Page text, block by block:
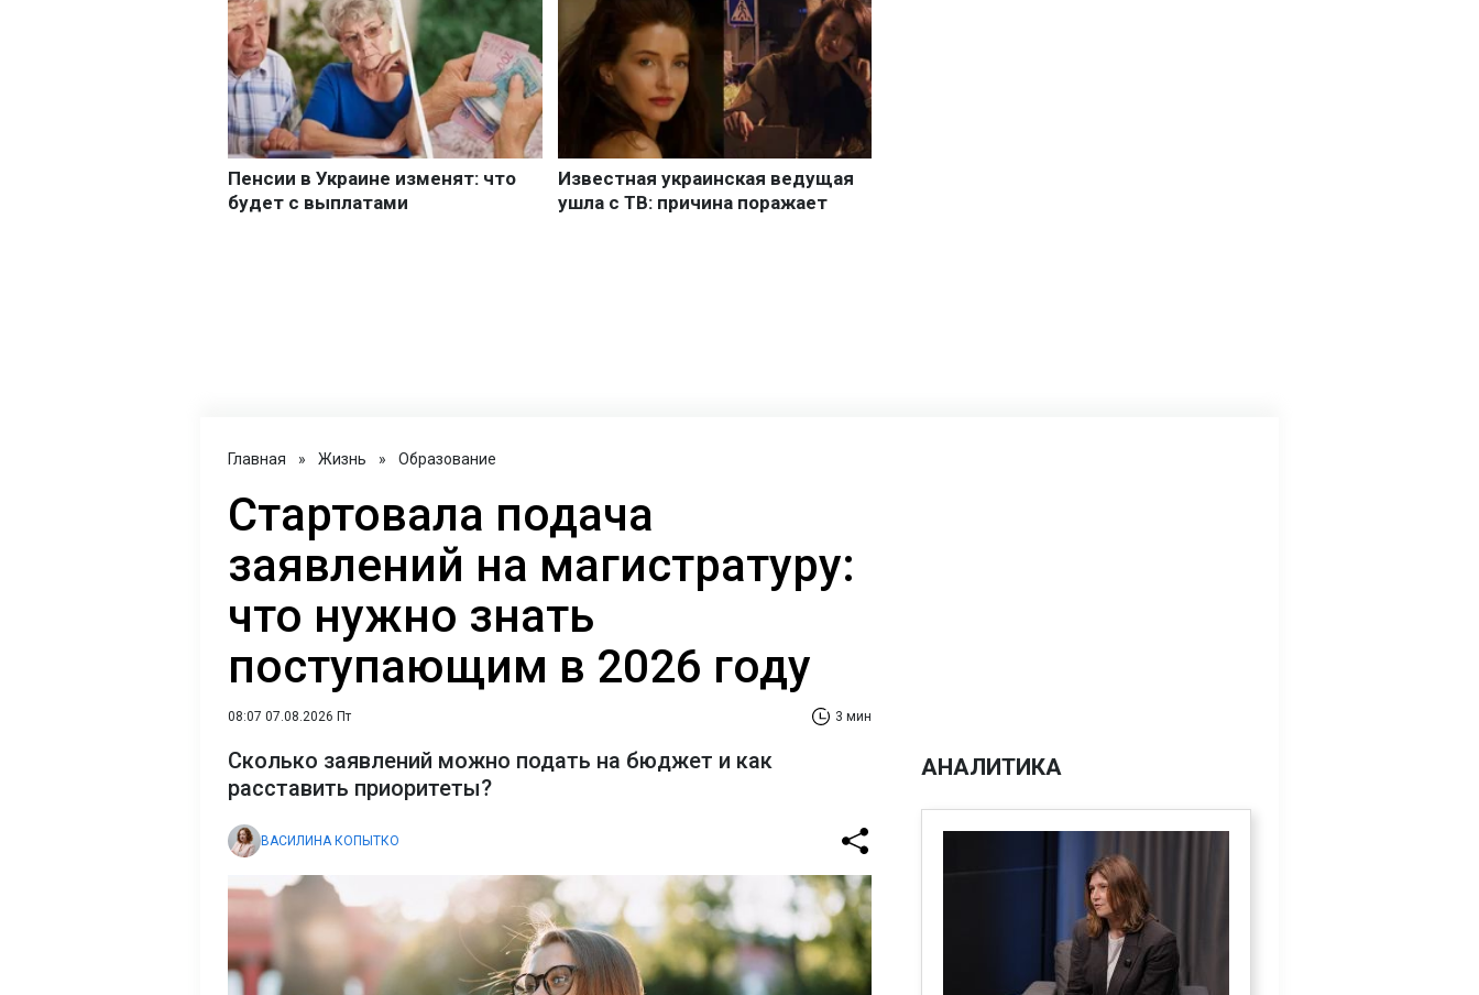
Главная » Жизнь » Образование
Стартовала подача
заявлений на магистратуру:
что нужно знать
поступающим в 2026 году
08:07 07.08.2026 Пт 3 мин
Сколько заявлений можно подать на бюджет и как
расставить приоритеты?
ВАСИЛИНА КОПЫТКО
АНАЛИТИКА